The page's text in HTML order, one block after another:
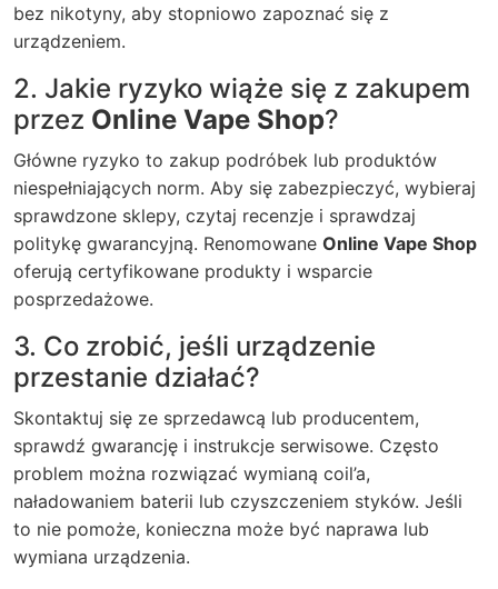
bez nikotyny, aby stopniowo zapoznać się z
urządzeniem.
2. Jakie ryzyko wiąże się z zakupem
przez Online Vape Shop?
Główne ryzyko to zakup podróbek lub produktów
niespełniających norm. Aby się zabezpieczyć, wybieraj
sprawdzone sklepy, czytaj recenzje i sprawdzaj
politykę gwarancyjną. Renomowane Online Vape Shop
oferują certyfikowane produkty i wsparcie
posprzedażowe.
3. Co zrobić, jeśli urządzenie
przestanie działać?
Skontaktuj się ze sprzedawcą lub producentem,
sprawdź gwarancję i instrukcje serwisowe. Często
problem można rozwiązać wymianą coil’a,
naładowaniem baterii lub czyszczeniem styków. Jeśli
to nie pomoże, konieczna może być naprawa lub
wymiana urządzenia.